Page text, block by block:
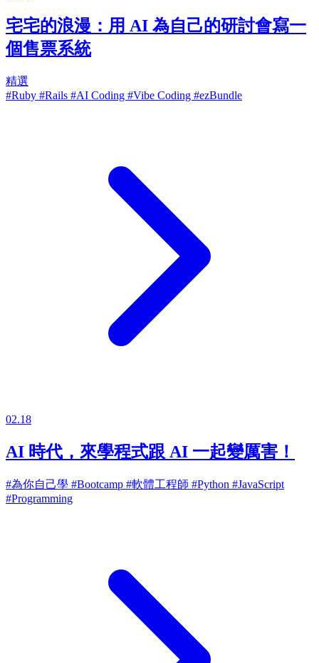
宅宅的浪漫：用 AI 為自己的研討會寫一
個售票系統
精選
#Ruby #Rails #AI Coding #Vibe Coding #ezBundle
02.18
AI 時代，來學程式跟 AI 一起變厲害！
#為你自己學 #Bootcamp #軟體工程師 #Python #JavaScript
#Programming